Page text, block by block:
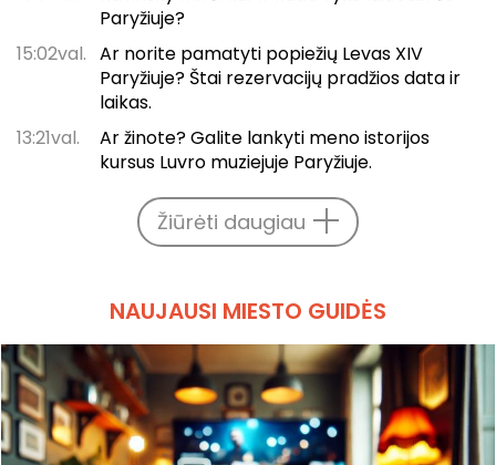
Paryžiuje?
15:02val. Ar norite pamatyti popiežių Levas XIV
Paryžiuje? Štai rezervacijų pradžios data ir
laikas.
13:21val.
Ar žinote? Galite lankyti meno istorijos
kursus Luvro muziejuje Paryžiuje.
Žiūrėti daugiau
NAUJAUSI MIESTO GUIDĖS